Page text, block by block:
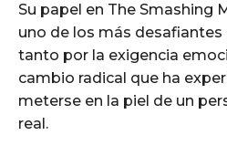
Su papel en The Smashing
uno de los más desafiantes
tanto por la exigencia
cambio radical que ha
meterse en la piel de un
real.